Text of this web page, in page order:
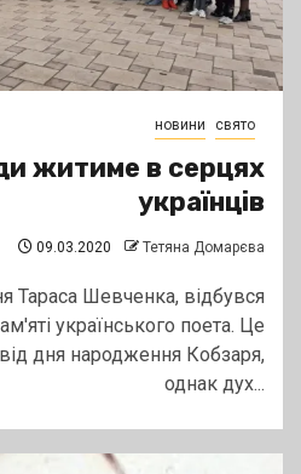
новини свято
житиме в серцях
українців
09.03.2020 Тетяна Домарєва
Тараса Шевченка, відбувся
українського поета. Це
дня народження Кобзаря,
однак дух...